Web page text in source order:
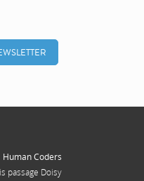
Human Coders
passage Doisy